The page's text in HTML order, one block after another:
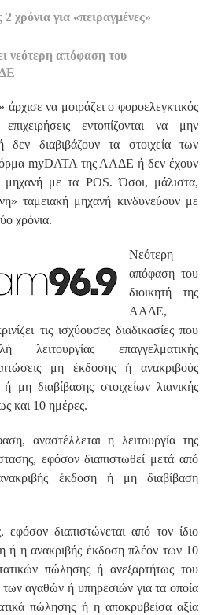
χρόνια για «πειραγμένες»
νεότερη απόφαση του
να μοιράζει ο φοροελεγκτικός
εντοπίζονται να μην
δεν διαβιβάζουν τα στοιχεία των
myDATA της ΑΑΔΕ ή δεν έχουν
μηχανή με τα POS. Όσοι, μάλιστα,
ταμειακή μηχανή κινδυνεύουν με
χρόνια.
Νεότερη
απόφαση του
διοικητή της
ΑΑΔΕ,
τις ισχύουσες διαδικασίες που
λειτουργίας επαγγελματικής
μη έκδοσης ή ανακριβούς
μη διαβίβασης στοιχείων λιανικής
και 10 ημέρες.
αναστέλλεται η λειτουργία της
εφόσον διαπιστωθεί μετά από
έκδοση ή μη διαβίβαση
διαπιστώνεται από τον ίδιο
ή η ανακριβής έκδοση πλέον των 10
πώλησης ή ανεξαρτήτως του
αγαθών ή υπηρεσιών για τα οποία
πώλησης ή η αποκρυβείσα αξία